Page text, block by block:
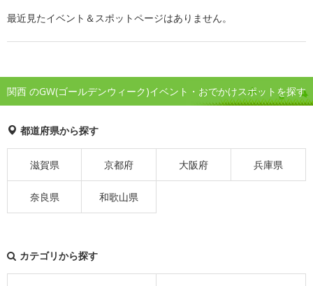
最近見たイベント＆スポットページはありません。
関西 のGW(ゴールデンウィーク)イベント・おでかけスポットを探す
都道府県から探す
滋賀県 京都府 大阪府 兵庫県
奈良県 和歌山県
カテゴリから探す